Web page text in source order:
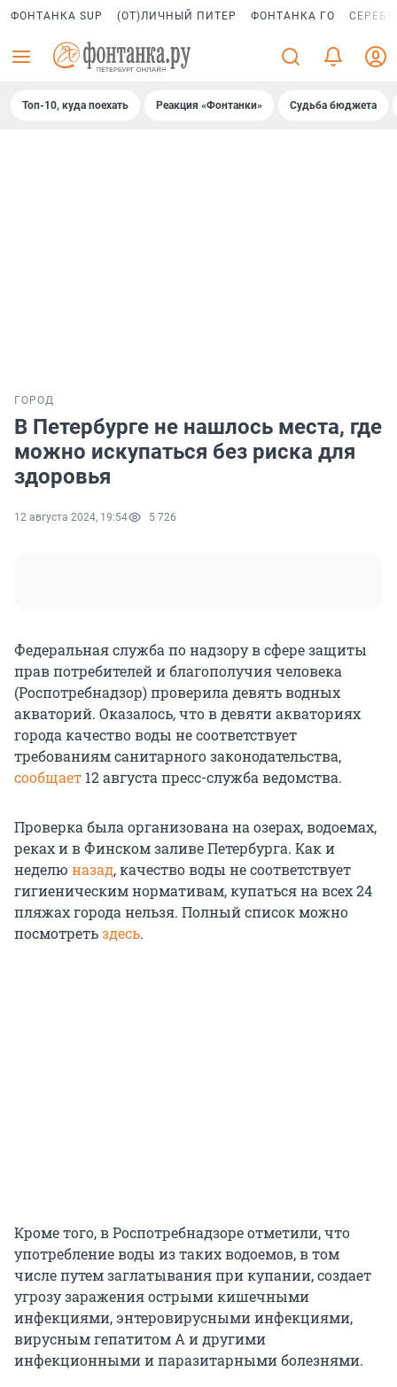
ФОНТАНКА SUP (ОТ)ЛИЧНЫЙ ПИТЕР ФОНТАНКА ГО
Топ-10, куда поехать Реакция «Фонтанки» Судьба бюджета
ГОРОД
В Петербурге не нашлось места, где
можно искупаться без риска для
здоровья
12 августа 2024, 19:54 5 726
Федеральная служба по надзору в сфере защиты
прав потребителей и благополучия человека
(Роспотребнадзор) проверила девять водных
акваторий. Оказалось, что в девяти акваториях
города качество воды не соответствует
требованиям санитарного законодательства,
сообщает 12 августа пресс-служба ведомства.
Проверка была организована на озерах, водоемах,
реках и в Финском заливе Петербурга. Как и
неделю назад, качество воды не соответствует
гигиеническим нормативам, купаться на всех 24
пляжах города нельзя. Полный список можно
посмотретьздесь.
Кроме того, в Роспотребнадзоре отметили, что
употребление воды из таких водоемов, в том
числе путем заглатывания при купании, создает
угрозу заражения острыми кишечными
инфекциями, энтеровирусными инфекциями,
вирусным гепатитом А и другими
инфекционными и паразитарными болезнями.